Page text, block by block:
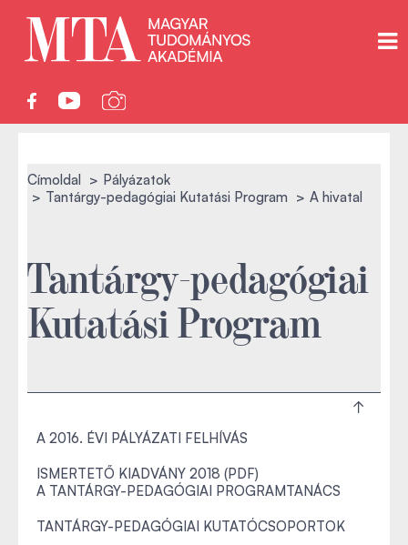
Címoldal
Pályázatok
Tantárgy-pedagógiai Kutatási Program
A hivatal
Tantárgy-pedagógiai
Kutatási Program
A 2016. ÉVI PÁLYÁZATI FELHÍVÁS
ISMERTETŐ KIADVÁNY 2018 (PDF)
A TANTÁRGY-PEDAGÓGIAI PROGRAMTANÁCS
TANTÁRGY-PEDAGÓGIAI KUTATÓCSOPORTOK